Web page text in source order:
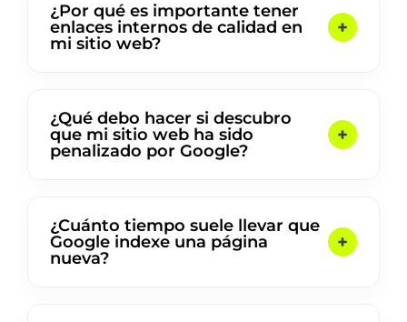
¿Por qué es importante tener
enlaces internos de calidad en
mi sitio web?
¿Qué debo hacer si descubro
que mi sitio web ha sido
penalizado por Google?
¿Cuánto tiempo suele llevar que
Google indexe una página
nueva?